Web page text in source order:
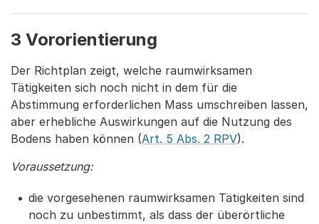
3 Vororientierung
Der Richtplan zeigt, welche raumwirksamen
Tätigkeiten sich noch nicht in dem für die
Abstimmung erforderlichen Mass umschreiben lassen,
aber erhebliche Auswirkungen auf die Nutzung des
Bodens haben können (Art. 5 Abs. 2 RPV).
Voraussetzung:
die vorgesehenen raumwirksamen Tätigkeiten sind
noch zu unbestimmt, als dass der überörtliche